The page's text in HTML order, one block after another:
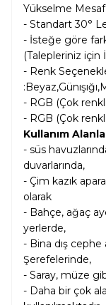
Yükselme
- Standart 30°
- İsteğe göre
(Talepleriniz için
- Renk
- RGB (Çok
- RGB (Çok
Kullanım
- süs
duvarlarında,
- Çim kazık
olarak
- Bahçe, ağaç
yerlerde,
- Bina dış
Şerefelerinde,
- Saray, müze
- Daha bir çok